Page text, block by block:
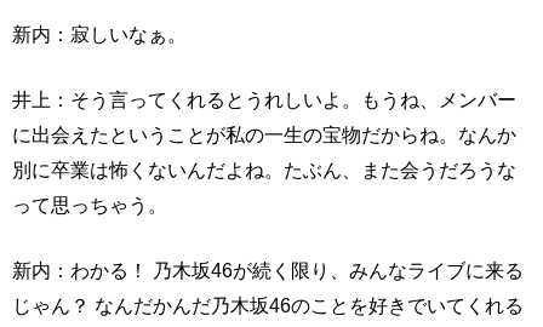
新内：寂しいなぁ。
井上：そう言ってくれるとうれしいよ。もうね、メンバー
に出会えたということが私の一生の宝物だからね。なんか
別に卒業は怖くないんだよね。たぶん、また会うだろうな
って思っちゃう。
新内：わかる！ 乃木坂46が続く限り、みんなライブに来る
じゃん？ なんだかんだ乃木坂46のことを好きでいてくれる